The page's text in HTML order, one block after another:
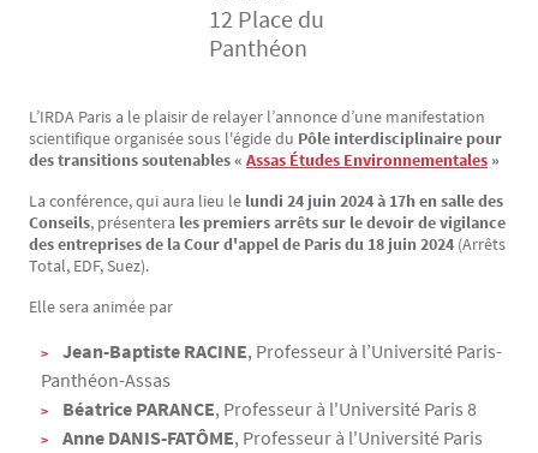
12 Place du
Panthéon
Texte
L’IRDA Paris a le plaisir de relayer l’annonce d’une manifestation
scientifique organisée sous l'égide du Pôle interdisciplinaire pour
des transitions soutenables « Assas Études Environnementales »
La conférence, qui aura lieu le lundi 24 juin 2024 à 17h en salle des
Conseils, présentera les premiers arrêts sur le devoir de vigilance
des entreprises de la Cour d'appel de Paris du 18 juin 2024 (Arrêts
Total, EDF, Suez).
Elle sera animée par
Jean-Baptiste RACINE, Professeur à l’Université Paris-
Panthéon-Assas
Béatrice PARANCE, Professeur à l'Université Paris 8
Anne DANIS-FATÔME, Professeur à l'Université Paris